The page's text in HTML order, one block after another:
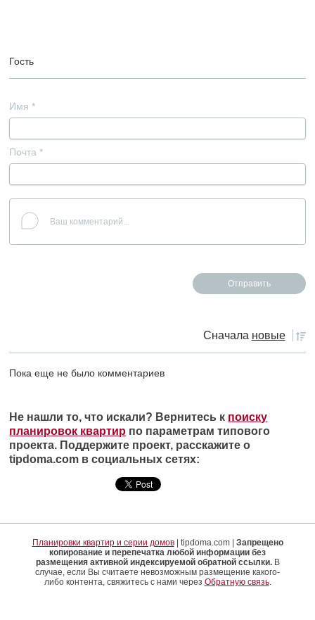
Гость
Имя *
Почта *
Сначала новые
Пока еще не было комментариев
Не нашли то, что искали? Вернитесь к поиску
планировок квартир по параметрам типового
проекта. Поддержите проект, расскажите о
tipdoma.com в социальных сетях:
Планировки квартир и серии домов| tipdoma.com | Запрещено
копирование и перепечатка любой информации без
размещения активной индексируемой обратной ссылки.В
случае, если Вы считаете невозможным размещение какого-
либо контента, свяжитесь с нами через Обратную связь.